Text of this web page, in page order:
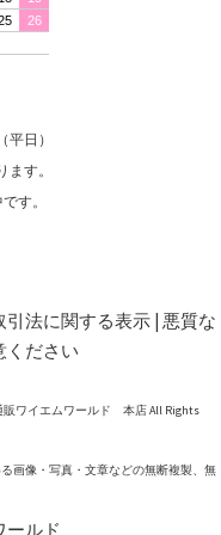
平日）
す。
す。
引法に関する表示 悪質な
ください
販ワイエムワールド 本店 All Rights
画像・写真・文章などの無断複製、無
ールド